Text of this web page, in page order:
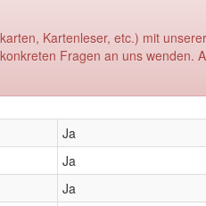
Kartenleser, etc.) mit
Fragen an uns wenden.
Ja
Ja
Ja